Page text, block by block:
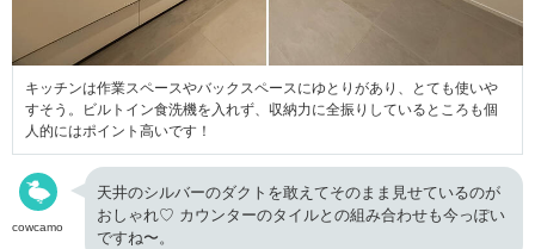
キッチンは作業スペースやバックスペースにゆとりがあり、とても使いや
すそう。ビルトイン食洗機を入れず、収納力に全振りしているところも個
人的にはポイント高いです！
cowcamo
天井のシルバーのダクトを敢えてそのまま見せているのが
おしゃれ♡ カウンターのタイルとの組み合わせも今っぽい
ですね〜。